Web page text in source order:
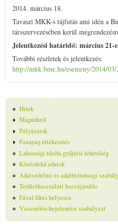
2014. március 18.
Tavaszi MKK-s tájfutás ami idén a
társszervezésében kerül
Jelentkezési határidő: március 21-
További részletek és jelentkezés:
http://mkk.bme.hu/esemeny/2014/
Hírek
Magunkról
Pályázatok
Faanyag értékesítés
Lakossági tűzifa gyűjtési lehetőség
Közérdekű adatok
Adatvédelmi és adatbiztonsági
Területhasználati hozzájárulás
Fával fűtés helyesen
Visszaélés-bejelentési szabályzat